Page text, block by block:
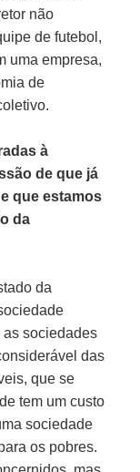
não
de futebol,
uma empresa,
de
à
de que já
que estamos
da
da
as sociedades
das
que se
tem um custo
sociedade
os pobres.